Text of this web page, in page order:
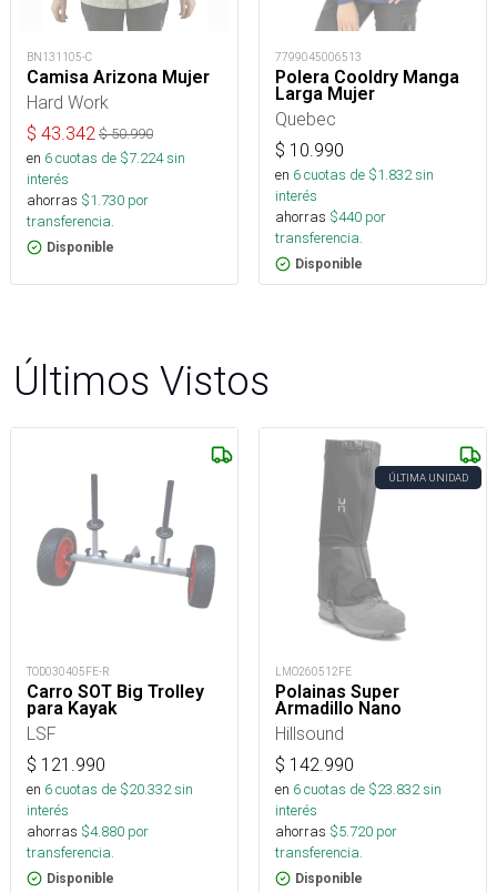
BN131105-C
Camisa Arizona Mujer
Hard Work
$ 43.342 $50.990
en 6cuotas de $7.224sin
interés
ahorras $1.730 por
transferencia.
Disponible
7799045006513
Polera Cooldry Manga
Larga Mujer
Quebec
$ 10.990
en 6cuotas de $1.832sin
interés
ahorras $440 por
transferencia.
Disponible
Últimos Vistos
TOD030405FE-R
Carro SOT Big Trolley
para Kayak
LSF
$ 121.990
en 6cuotas de $20.332sin
interés
ahorras $4.880 por
transferencia.
Disponible
ÚLTIMA UNIDAD
LMO260512FE
Polainas Super
Armadillo Nano
Hillsound
$ 142.990
en 6cuotas de $23.832sin
interés
ahorras $5.720 por
transferencia.
Disponible